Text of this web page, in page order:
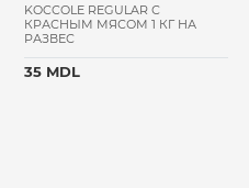
KOCCOLE REGULAR С
КРАСНЫМ МЯСОМ 1 КГ НА
РАЗВЕС
35 MDL